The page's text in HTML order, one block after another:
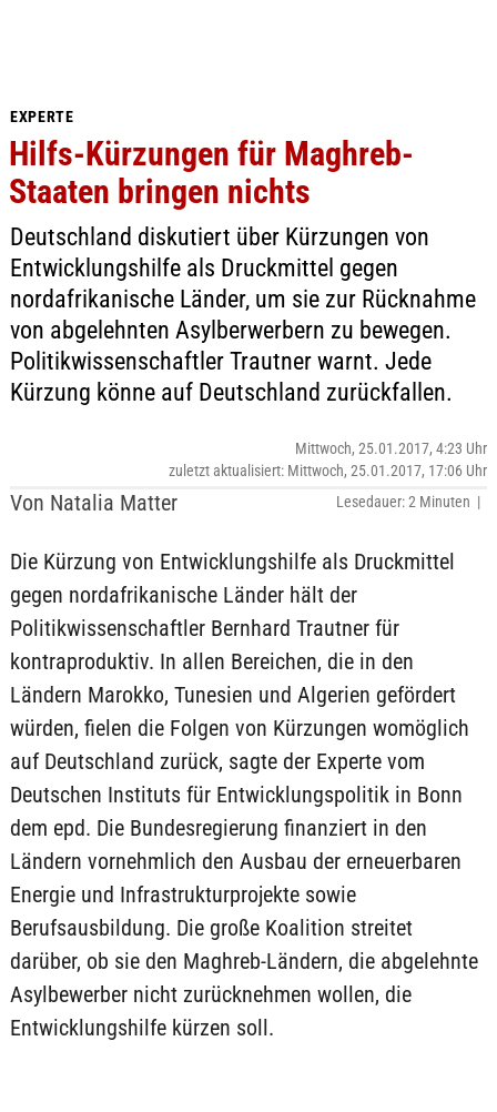
EXPERTE
Hilfs-Kürzungen für Maghreb-
Staaten bringen nichts
Deutschland diskutiert über Kürzungen von
Entwicklungshilfe als Druckmittel gegen
nordafrikanische Länder, um sie zur Rücknahme
von abgelehnten Asylberwerbern zu bewegen.
Politikwissenschaftler Trautner warnt. Jede
Kürzung könne auf Deutschland zurückfallen.
Von Natalia Matter
Mittwoch, 25.01.2017, 4:23 Uhr
zuletzt aktualisiert: Mittwoch, 25.01.2017, 17:06 Uhr
Lesedauer: 2 Minuten |
Die Kürzung von Entwicklungshilfe als Druckmittel
gegen nordafrikanische Länder hält der
Politikwissenschaftler Bernhard Trautner für
kontraproduktiv. In allen Bereichen, die in den
Ländern Marokko, Tunesien und Algerien gefördert
würden, fielen die Folgen von Kürzungen womöglich
auf Deutschland zurück, sagte der Experte vom
Deutschen Instituts für Entwicklungspolitik in Bonn
dem epd. Die Bundesregierung finanziert in den
Ländern vornehmlich den Ausbau der erneuerbaren
Energie und Infrastrukturprojekte sowie
Berufsausbildung. Die große Koalition streitet
darüber, ob sie den Maghreb-Ländern, die abgelehnte
Asylbewerber nicht zurücknehmen wollen, die
Entwicklungshilfe kürzen soll.